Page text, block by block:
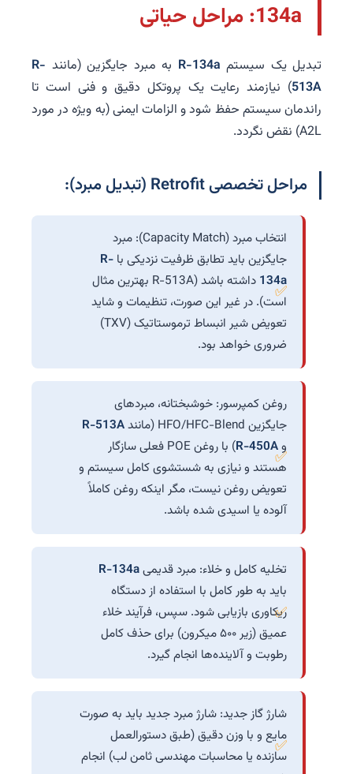
134a: مراحل حیاتی
تبدیل یک سیستمR-134aبه مبرد جایگزین (مانندR-
513A) نیازمند رعایت یک پروتکل دقیق و فنی است تا
راندمان سیستم حفظ شود و الزامات ایمنی (به ویژه در مورد
A2L) نقض نگردد.
مراحل تخصصی Retrofit (تبدیل مبرد):
انتخاب مبرد (Capacity Match): مبرد
جایگزین باید تطابق ظرفیت نزدیکی باR-
134a
داشته باشد (R-513A بهترین مثال
است). در غیر این صورت، تنظیمات و شاید
تعویض شیر انبساط ترموستاتیک (TXV)
ضروری خواهد بود.
روغن کمپرسور: خوشبختانه، مبردهای
جایگزین HFO/HFC-Blend (مانند
R-513A
R-450A
) با روغن POE فعلی سازگار
هستند و نیازی به شستشوی کامل سیستم و
تعویض روغن نیست، مگر اینکه روغن کاملاً
آلوده یا اسیدی شده باشد.
تخلیه کامل و خلاء: مبرد قدیمیR-134a
باید به طور کامل با استفاده از دستگاه
ریکاوری بازیابی شود. سپس، فرآیند خلاء
عمیق (زیر ۵۰۰ میکرون) برای حذف کامل
رطوبت و آلاینده‌ها انجام گیرد.
شارژ گاز جدید: شارژ مبرد جدید باید به صورت
مایع و با وزن دقیق (طبق دستورالعمل
سازنده یا محاسبات مهندسی ثامن لب) انجام